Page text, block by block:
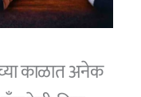
काळात अनेक